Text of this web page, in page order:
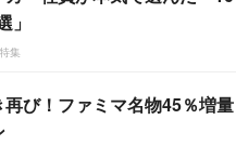
感想
げる
賛し
」
集
び！ファミマ名物45％増量